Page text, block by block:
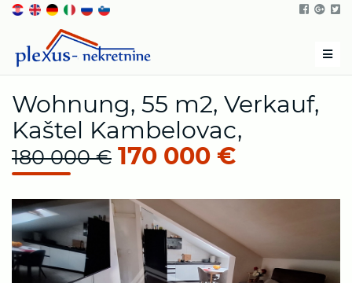
Menu
Wohnung, 55 m2, Verkauf,
Kaštel Kambelovac,
180 000 € 170 000 €